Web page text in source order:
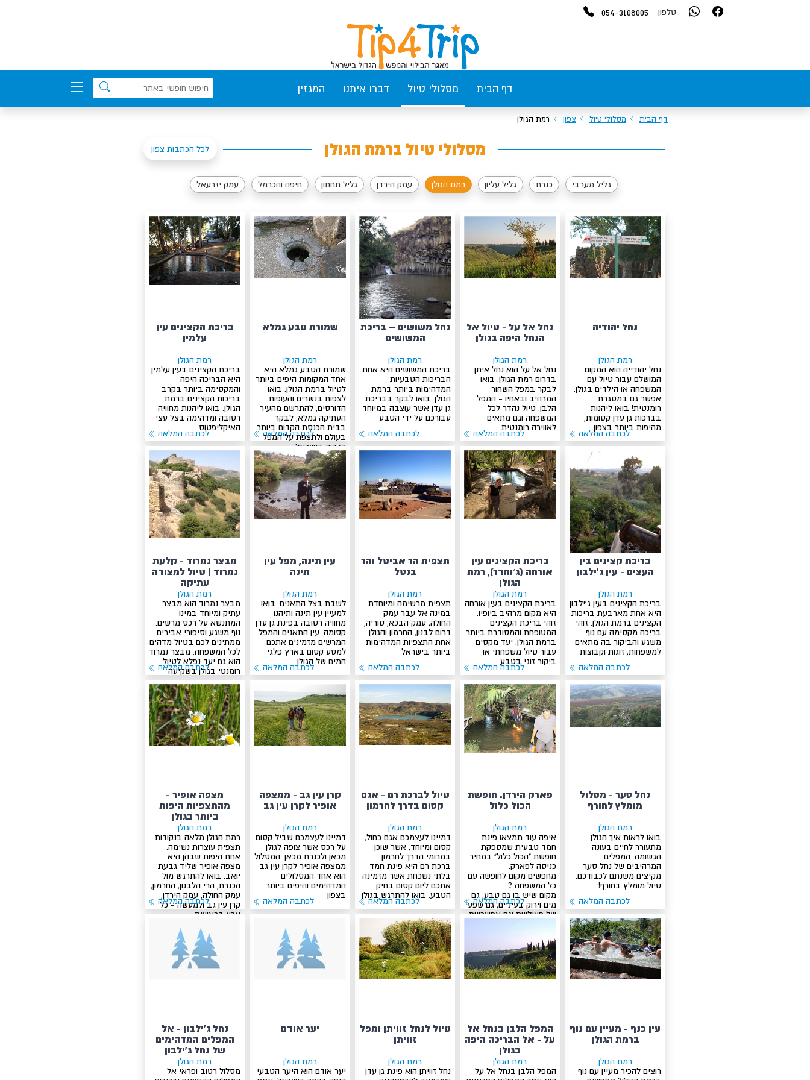
טלפון 054-3108005
דף הבית מסלולי טיול דברו איתנו המגזין
דף הבית מסלולי טיול צפון רמת הגולן
מסלולי טיול ברמת הגולן לכל הכתבות צפון
גליל מערבי כנרת גליל עליון רמת הגולן עמק הירדן גליל תחתון חיפה והכרמל עמק יזרעאל
נחל יהודיה
רמת הגולן
נחל יהודייה הוא המקום
המושלם עבור טיול עם
המשפחה או הילדים בגולן.
אפשר גם במסגרת
רומנטית! בואו ליהנות
בברכות גן עדן קסומות,
מהיפות ביותר בצפון
לכתבה המלאה
נחל אל על - טיול אל
הנחל היפה בגולן
רמת הגולן
נחל אל על הוא נחל איתן
בדרום רמת הגולן. בואו
לבקר במפל השחור
המרהיב ובאחיו - המפל
הלבן. טיול נהדר לכל
המשפחה וגם מתאים
לאווירה רומנטית
לכתבה המלאה
נחל משושים – בריכת
המשושים
רמת הגולן
בריכת המשושים היא אחת
הבריכות הטבעיות
המדהימות ביותר ברמת
הגולן. בואו לבקר בבריכת
גן עדן אשר עוצבה במיוחד
עבורכם על ידי הטבע
לכתבה המלאה
שמורת טבע גמלא
רמת הגולן
שמורת הטבע גמלא היא
אחד המקומות היפים ביותר
לטיול ברמת הגולן. בואו
לצפות בנשרים והעופות
הדורסים, להתרשם מהעיר
העתיקה גמלא, לבקר
בבית הכנסת הקדום ביותר
בעולם ולתצפת על המפל
הגבוה בישראל
לכתבה המלאה
בריכת הקצינים עין
עלמין
רמת הגולן
בריכת הקצינים בעין עלמין
היא הבריכה היפה
והמקסימה ביותר בקרב
בריכות הקצינים ברמת
הגולן. בואו ליהנות מחוויה
רטובה ומדהימה בצל עצי
האיקליפטוס
לכתבה המלאה
בריכת קצינים בין
העצים - עין ג’ילבון
רמת הגולן
בריכת הקצינים בעין ג’ילבון
היא אחת מארבעת בריכות
הקצינים ברמת הגולן. זוהי
בריכה מקסימה עם נוף
משגע והביקור בה מתאים
למשפחות, זוגות וקבוצות
לכתבה המלאה
בריכת הקצינים עין
אורחה (ג׳וחדר), רמת
הגולן
רמת הגולן
בריכת הקצינים בעין אורחה
היא מקום מרהיב ביופיו.
זוהי בריכת הקצינים
המטופחת והמסודרת ביותר
ברמת הגולן. יעד מקסים
עבור טיול משפחתי או
ביקור זוגי בטבע
לכתבה המלאה
תצפית הר אביטל והר
בנטל
רמת הגולן
תצפית מרשימה ומיוחדת
במינה אל עבר עמק
החולה, עמק הבכא, סוריה,
דרום לבנון, החרמון והגולן.
אחת התצפיות המדהימות
ביותר בישראל
לכתבה המלאה
עין תינה, מפל עין
תינה
רמת הגולן
לשבת בצל התאנים. בואו
למעיין עין תינה ותיהנו
מחוויה רטובה בפינת גן עדן
קסומה. עין התאנים והמפל
המרשים מזמינים אתכם
למסע קסום בארץ פלגי
המים של הגולן
לכתבה המלאה
מבצר נמרוד - קלעת
נמרוד | טיול למצודה
עתיקה
רמת הגולן
מבצר נמרוד הוא מבצר
עתיק ומיוחד במינו
המתנשא על רכס מרשים.
נוף משגע וסיפורי אבירים
ממתינים לכם בטיול מדהים
לכל המשפחה. מבצר נמרוד
הוא גם יעד נפלא לטיול
רומנטי בגולן בשקיעה
לכתבה המלאה
נחל סער - מסלול
מומלץ לחורף
רמת הגולן
בואו לראות איך הגולן
מתעורר לחיים בעונה
הגשומה. המפלים
המרהיבים של נחל סער
מקיצים משנתם לכבודכם.
טיול מומלץ בחורף!
לכתבה המלאה
פארק הירדן. חופשת
הכול כלול
רמת הגולן
איפה עוד תמצאו פינת
חמד טבעית שמספקת
חופשת "הכול כלול" במחיר
כניסה לפארק.
מחפשים מקום לחופשה עם
כל המשפחה ?
מקום שיש בו גם טבע, גם
מים וירוק בעיניים, גם שפע
של פעילויות וגם אפשרויות
לכתבה המלאה
טיול לברכת רם - אגם
קסום בדרך לחרמון
רמת הגולן
דמיינו לעצמכם אגם כחול,
קסום ומיוחד, אשר שוכן
במרומי הדרך לחרמון.
ברכת רם היא פינת חמד
בלתי נשכחת אשר מזמינה
אתכם ליום קסום בחיק
הטבע. בואו להתרגש בגולן
לכתבה המלאה
קרן עין גב - ממצפה
אופיר לקרן עין גב
רמת הגולן
דמיינו לעצמכם שביל קסום
על רכס אשר צופה לגולן
מכאן ולכנרת מכאן. המסלול
ממצפה אופיר לקרן עין גב
הוא אחד המסלולים
המדהימים והיפים ביותר
בצפון
לכתבה המלאה
מצפה אופיר -
מהתצפיות היפות
ביותר בגולן
רמת הגולן
רמת הגולן מלאה בנקודות
תצפית עוצרות נשימה.
אחת היפות שבהן היא
מצפה אופיר שליד גבעת
יואב. בואו להתרגש מול
הכנרת, הרי הלבנון, החרמון,
עמק החולה, עמק הירדן,
קרן עין גב ולמעשה - כל
ארץ בראשית
לכתבה המלאה
עין כנף - מעיין עם נוף
ברמת הגולן
רמת הגולן
רוצים להכיר מעיין עם נוף
המפל הלבן בנחל אל
על - אל הבריכה היפה
בגולן
רמת הגולן
המפל הלבן בנחל אל על
טיול לנחל זוויתן ומפל
זוויתן
רמת הגולן
נחל זוויתן הוא פינת גן עדן
יער אודם
רמת הגולן
יער אודם הוא היער הטבעי
נחל ג’ילבון - אל
המפלים המדהימים
של נחל ג’ילבון
רמת הגולן
מסלול רטוב ופראי אל